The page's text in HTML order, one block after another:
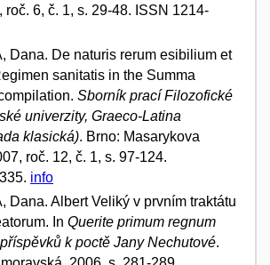
roč. 6, č. 1, s. 29-48. ISSN 1214-
Dana. De naturis rerum esibilium et
sanitatis in the Summa
Sborník prací Filozofické
univerzity, Graeco-Latina
klasická). Brno: Masarykova
roč. 12, č. 1, s. 97-124.
info
Dana. Albert Veliký v prvním traktátu
In Querite primum regnum
k poctě Jany Nechutové.